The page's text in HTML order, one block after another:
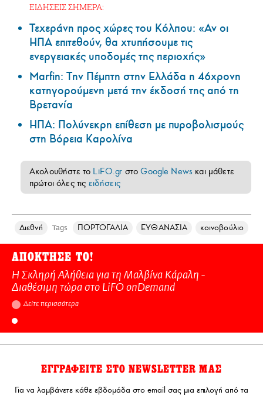
ΕΙΔΗΣΕΙΣ ΣΗΜΕΡΑ:
Τεχεράνη προς χώρες του Κόλπου: «Αν οι
ΗΠΑ επιτεθούν, θα χτυπήσουμε τις
ενεργειακές υποδομές της περιοχής»
Marfin: Την Πέμπτη στην Ελλάδα η 46χρονη
κατηγορούμενη μετά την έκδοσή της από τη
Βρετανία
ΗΠΑ: Πολύνεκρη επίθεση με πυροβολισμούς
στη Βόρεια Καρολίνα
Ακολουθήστε το LiFO.gr στοGoogle News και μάθετε
πρώτοι όλες τις ειδήσεις
Διεθνή Tags ΠΟΡΤΟΓΑΛΙΑ ΕΥΘΑΝΑΣΙΑ κοινοβούλιο
ΑΠΟΚΤΗΣΕ ΤΟ!
Η Σκληρή Αλήθεια για τη Μαλβίνα Κάραλη -
Διαθέσιμη τώρα στo LiFO onDemand
Δείτε περισσότερα
ΕΓΓΡΑΦΕΙΤΕ ΣΤΟ NEWSLETTER ΜΑΣ
Για να λαμβάνετε κάθε εβδομάδα στο email σας μια επιλογή από τα